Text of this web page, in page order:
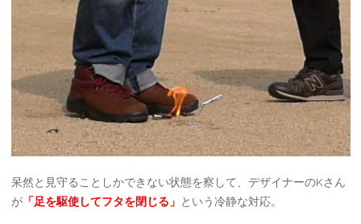
呆然と見守ることしかできない状態を察して、デザイナーのKさん
が「足を駆使してフタを閉じる」 という冷静な対応。